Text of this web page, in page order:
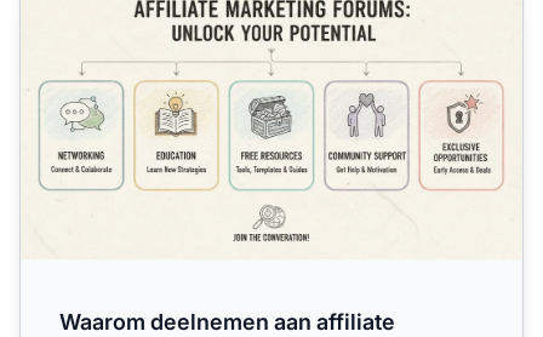
Waarom deelnemen aan affiliate